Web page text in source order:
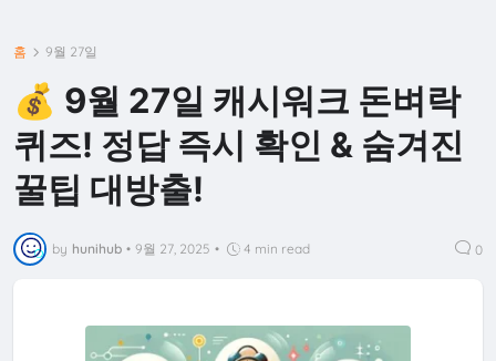
홈 9월 27일
💰 9월 27일 캐시워크 돈벼락
퀴즈! 정답 즉시 확인 & 숨겨진
꿀팁 대방출!
by hunihub • 9월 27, 2025 • 4 min read 0